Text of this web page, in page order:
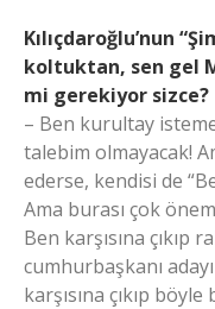
Kılıçdaroğlu’nun
koltuktan, sen gel
mi gerekiyor sizce?
– Ben kurultay
talebim olmayacak!
ederse, kendisi de
Ama burası çok
Ben karşısına çıkıp
cumhurbaşkanı
karşısına çıkıp